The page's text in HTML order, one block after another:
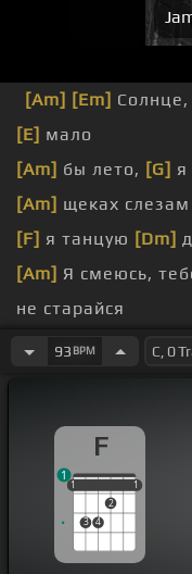
[Am] [Em] Солнце,
[E] мало
[Am] бы лето, [G] я
[Am] щеках слезам
[F] я танцую [Dm]
[Am] Я смеюсь,
не старайся
[Am]мною
93 BPM
F
1
3 4
2
1
1 1
1